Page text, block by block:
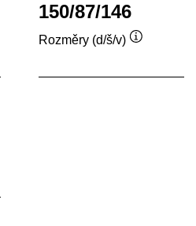
150/87/146
Rozměry (d/š/v)